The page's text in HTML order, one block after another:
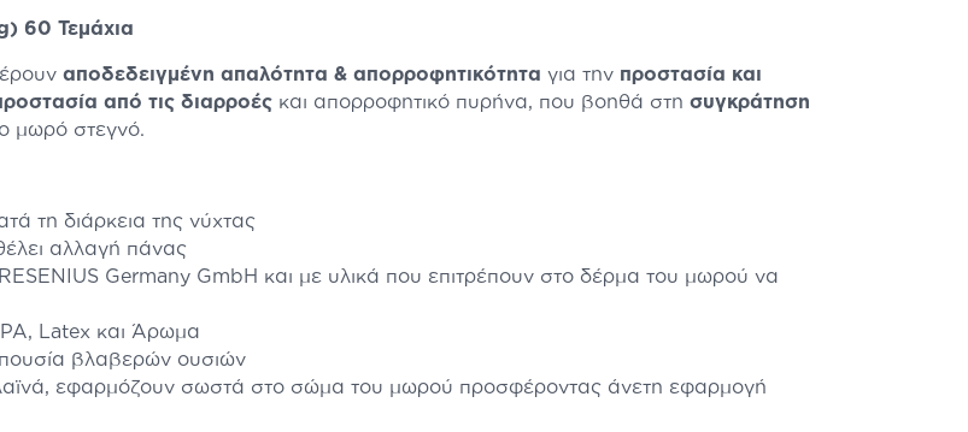
60 Τεμάχια
αποδεδειγμένη απαλότητα & απορροφητικότητα για την προστασία και
από τις διαρροές και απορροφητικό πυρήνα, που βοηθά στη συγκράτηση
μωρό στεγνό.
τη διάρκεια της νύχτας
αλλαγή πάνας
Germany GmbH και με υλικά που επιτρέπουν στο δέρμα του μωρού να
Latex και Άρωμα
βλαβερών ουσιών
εφαρμόζουν σωστά στο σώμα του μωρού προσφέροντας άνετη εφαρμογή